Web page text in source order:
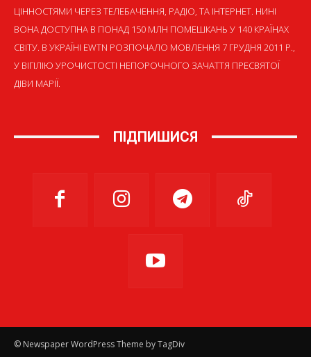
ЦІННОСТЯМИ ЧЕРЕЗ ТЕЛЕБАЧЕННЯ, РАДІО, ТА ІНТЕРНЕТ. НИНІ
ВОНА ДОСТУПНА В ПОНАД 150 МЛН ПОМЕШКАНЬ У 140 КРАЇНАХ
СВІТУ. В УКРАЇНІ EWTN РОЗПОЧАЛО МОВЛЕННЯ 7 ГРУДНЯ 2011 Р.,
У ВІГІЛІЮ УРОЧИСТОСТІ НЕПОРОЧНОГО ЗАЧАТТЯ ПРЕСВЯТОЇ
ДІВИ МАРІЇ.
ПІДПИШИСЯ
© Newspaper WordPress Theme by TagDiv